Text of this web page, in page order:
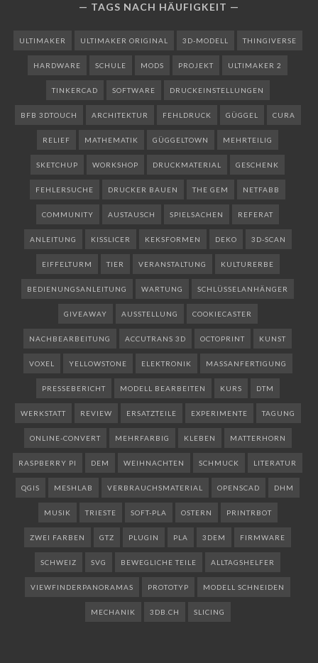
TAGS NACH HÄUFIGKEIT
ULTIMAKER ULTIMAKER ORIGINAL 3D-MODELL THINGIVERSE
HARDWARE SCHULE MODS PROJEKT ULTIMAKER 2
TINKERCAD SOFTWARE DRUCKEINSTELLUNGEN
BFB 3DTOUCH ARCHITEKTUR FEHLDRUCK GÜGGEL CURA
RELIEF MATHEMATIK GÜGGELTOWN MEHRTEILIG
SKETCHUP WORKSHOP DRUCKMATERIAL GESCHENK
FEHLERSUCHE DRUCKER BAUEN THE GEM NETFABB
COMMUNITY AUSTAUSCH SPIELSACHEN REFERAT
ANLEITUNG KISSLICER KEKSFORMEN DEKO 3D-SCAN
EIFFELTURM TIER VERANSTALTUNG KULTURERBE
BEDIENUNGSANLEITUNG WARTUNG SCHLÜSSELANHÄNGER
GIVEAWAY AUSSTELLUNG COOKIECASTER
NACHBEARBEITUNG ACCUTRANS 3D OCTOPRINT KUNST
VOXEL YELLOWSTONE ELEKTRONIK MASSANFERTIGUNG
PRESSEBERICHT MODELL BEARBEITEN KURS DTM
WERKSTATT REVIEW ERSATZTEILE EXPERIMENTE TAGUNG
ONLINE-CONVERT MEHRFARBIG KLEBEN MATTERHORN
RASPBERRY PI DEM WEIHNACHTEN SCHMUCK LITERATUR
QGIS MESHLAB VERBRAUCHSMATERIAL OPENSCAD DHM
MUSIK TRIESTE SOFT-PLA OSTERN PRINTRBOT
ZWEI FARBEN GTZ PLUGIN PLA 3DEM FIRMWARE
SCHWEIZ SVG BEWEGLICHE TEILE ALLTAGSHELFER
VIEWFINDERPANORAMAS PROTOTYP MODELL SCHNEIDEN
MECHANIK 3DB.CH SLICING